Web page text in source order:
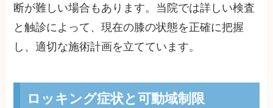
断が難しい場合もあります。当院では詳しい検査
と触診によって、現在の膝の状態を正確に把握
し、適切な施術計画を立てています。
ロッキング症状と可動域制限